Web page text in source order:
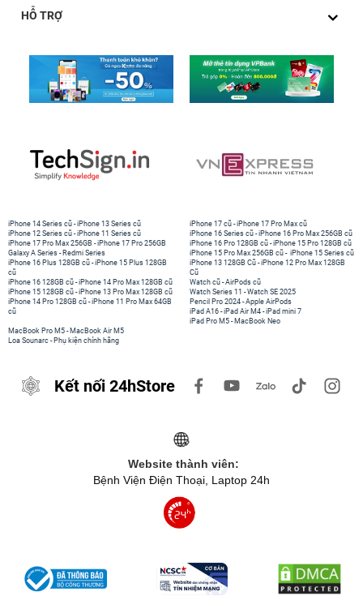
HỖ TRỢ
iPhone 14 Series cũ -iPhone 13 Series cũ
iPhone 12 Series cũ -iPhone 11 Series cũ
iPhone 17 Pro Max 256GB -iPhone 17 Pro 256GB
Galaxy A Series - Redmi Series
iPhone 17 cũ -iPhone 17 Pro Max cũ
iPhone 16 Series cũ - iPhone 16 Pro Max 256GB cũ
iPhone 16 Pro 128GB cũ -iPhone 15 Pro 128GB cũ
iPhone 15 Pro Max 256GB cũ - iPhone 15 Series cũ
iPhone 16 Plus 128GB cũ -iPhone 15 Plus 128GB
cũ
iPhone 16 128GB cũ -iPhone 14 Pro Max 128GB cũ
iPhone 15 128GB cũ -iPhone 13 Pro Max 128GB cũ
iPhone 14 Pro 128GB cũ -iPhone 11 Pro Max 64GB
cũ
iPhone 13 128GB Cũ -iPhone 12 Pro Max 128GB
Cũ
Watch cũ -AirPods cũ
Watch Series 11 -Watch SE 2025
Pencil Pro 2024 -Apple AirPods
iPad A16 -iPad Air M4 -iPad mini 7
iPad Pro M5 - MacBook Neo
MacBook Pro M5 - MacBook Air M5
Loa Sounarc - Phụ kiện chính hãng
Kết nối 24hStore
Website thành viên:
Bệnh Viện Điện Thoại, Laptop 24h